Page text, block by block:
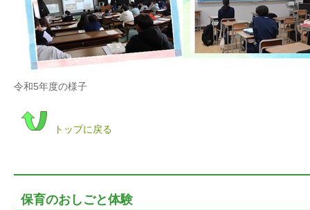
令和5年度の様子
トップに戻る
保育のおしごと体験